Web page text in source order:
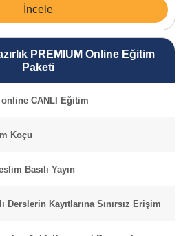
İncele
PREMIUM Online Eğitim
Paketi
online CANLI Eğitim
Koçu
Basılı Yayın
Derslerin Kayıtlarına Sınırsız Erişim